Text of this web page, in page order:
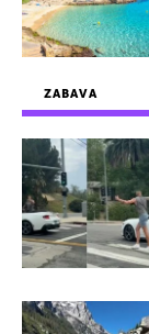
ZABAVA